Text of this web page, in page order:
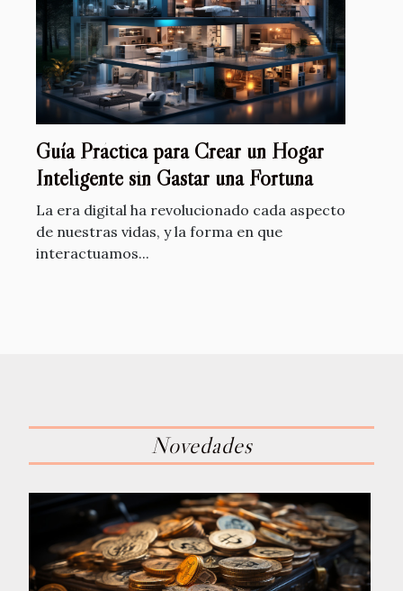
Guía Práctica para Crear un Hogar
Inteligente sin Gastar una Fortuna
La era digital ha revolucionado cada aspecto
de nuestras vidas, y la forma en que
interactuamos...
Novedades